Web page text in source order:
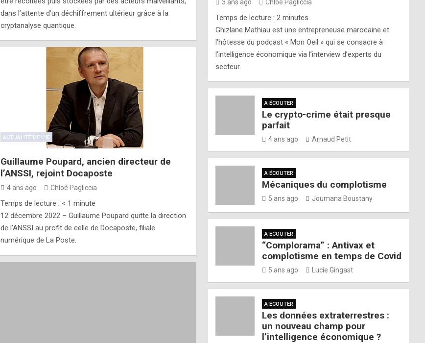
dans l’attente d’un déchiffrement ultérieur grâce à la
cryptanalyse quantique.
ACTUALITÉ DE L'IE
Guillaume Poupard, ancien directeur de
l’ANSSI, rejoint Docaposte
4 ans ago Chloé Pagliccia
Temps de lecture : < 1 minute
12 décembre 2022 – Guillaume Poupard quitte la direction
de l’ANSSI au profit de celle de Docaposte, filiale
numérique de La Poste.
3 ans ago Chloé Pagliccia
Temps de lecture :2 minutes
Ghizlane Mathiau est une entrepreneuse marocaine et
l’hôtesse du podcast « Mon Oeil » qui se consacre à
l’intelligence économique via l’interview d’experts du
secteur.
A ÉCOUTER
Le crypto-crime était presque
parfait
4 ans ago Arnaud Petit
A ÉCOUTER
Mécaniques du complotisme
5 ans ago Joumana Boustany
A ÉCOUTER
“Complorama” : Antivax et
complotisme en temps de Covid
5 ans ago Lucie Gingast
A ÉCOUTER
Les données extraterrestres :
un nouveau champ pour
l’intelligence économique ?